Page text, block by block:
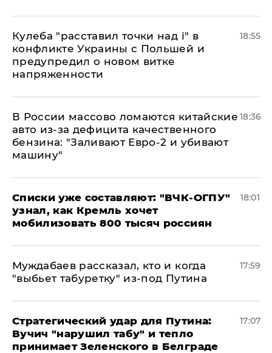
Кулеба "расставил точки над і" в
конфликте Украины с Польшей и
предупредил о новом витке
напряженности
18:55
В России массово ломаются китайские
авто из-за дефицита качественного
бензина: "Заливают Евро-2 и убивают
машину"
18:36
Списки уже составляют: "ВЧК-ОГПУ"
узнал, как Кремль хочет
мобилизовать 800 тысяч россиян
18:01
Муждабаев рассказал, кто и когда
"выбьет табуретку" из-под Путина
17:59
Стратегический удар для Путина:
Вучич "нарушил табу" и тепло
принимает Зеленского в Белграде
17:07